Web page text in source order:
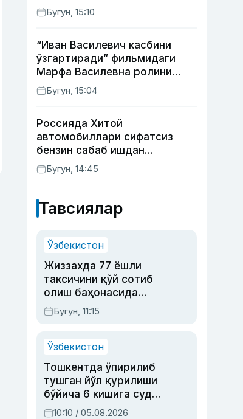
унвони таъсис этилиши
мумкин
Бугун, 15:10
“Иван Василевич касбини
ўзгартиради” фильмидаги
Марфа Василевна ролини
ижро этган актрисанинг
тақдири қандай кечди?
Бугун, 15:04
Россияда Хитой
автомобиллари сифатсиз
бензин сабаб ишдан
чиқмоқда
Бугун, 14:45
Тавсиялар
Ўзбекистон
Жиззахда 77 ёшли
таксичини қўй сотиб
олиш баҳонасида
яйловга олиб бориб
ўлдирган йигит 20
Бугун, 11:15
Ўзбекистон
Тошкентда ўпирилиб
тушган йўл қурилиши
бўйича 6 кишига суд
ҳукми ўқилди
10:10 / 05.08.2026